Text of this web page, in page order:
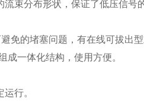
束分布形状，保证了低压信
免的堵塞问题，有在线可拔出
成一体化结构，使用方便。
行。